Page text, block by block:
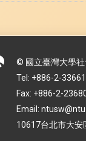
© 國立臺灣大學
Tel: +886-2-
Fax: +886-2-
Email:
10617台北市大安